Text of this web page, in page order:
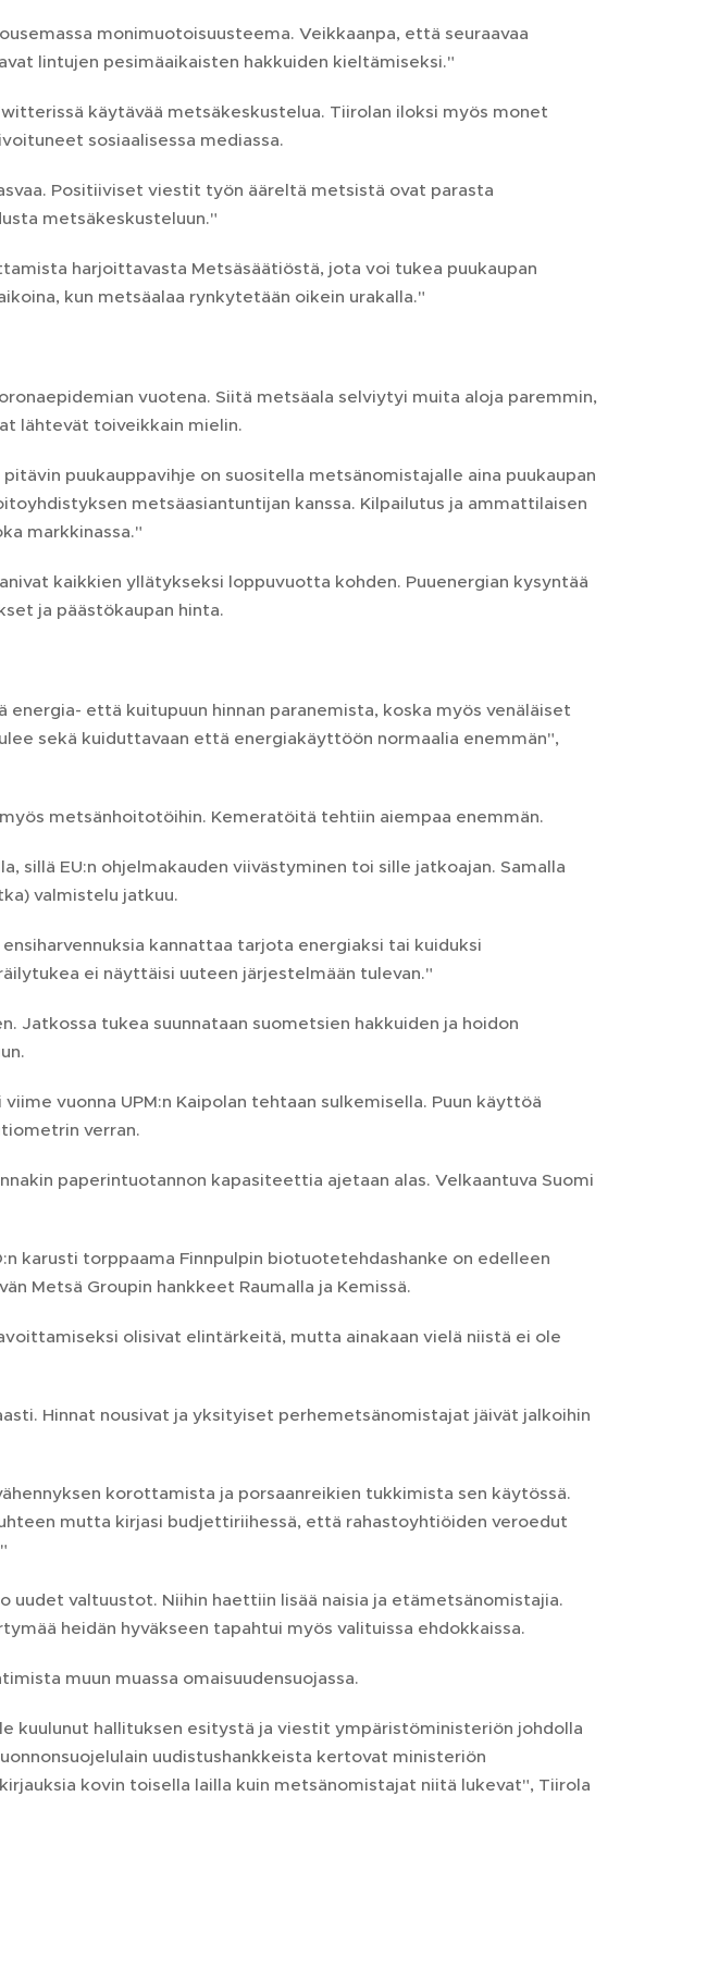
monimuotoisuusteema. Veikkaanpa, että seuraavaa
lintujen pesimäaikaisten hakkuiden kieltämiseksi."
käytävää metsäkeskustelua. Tiirolan iloksi myös monet
sosiaalisessa mediassa.
Positiiviset viestit työn ääreltä metsistä ovat parasta
metsäkeskusteluun."
harjoittavasta Metsäsäätiöstä, jota voi tukea puukaupan
kun metsäalaa rynkytetään oikein urakalla."
vuotena. Siitä metsäala selviytyi muita aloja paremmin,
lähtevät toiveikkain mielin.
puukauppavihje on suositella metsänomistajalle aina puukaupan
metsäasiantuntijan kanssa. Kilpailutus ja ammattilaisen
markkinassa."
kaikkien yllätykseksi loppuvuotta kohden. Puuenergian kysyntää
ja päästökaupan hinta.
energia- että kuitupuun hinnan paranemista, koska myös venäläiset
sekä kuiduttavaan että energiakäyttöön normaalia enemmän",
metsänhoitotöihin. Kemeratöitä tehtiin aiempaa enemmän.
sillä EU:n ohjelmakauden viivästyminen toi sille jatkoajan. Samalla
valmistelu jatkuu.
kannattaa tarjota energiaksi tai kuiduksi
ei näyttäisi uuteen järjestelmään tulevan."
Jatkossa tukea suunnataan suometsien hakkuiden ja hoidon
viime vuonna UPM:n Kaipolan tehtaan sulkemisella. Puun käyttöä
verran.
paperintuotannon kapasiteettia ajetaan alas. Velkaantuva Suomi
karusti torppaama Finnpulpin biotuotetehdashanke on edelleen
Metsä Groupin hankkeet Raumalla ja Kemissä.
olisivat elintärkeitä, mutta ainakaan vielä niistä ei ole
Hinnat nousivat ja yksityiset perhemetsänomistajat jäivät jalkoihin
korottamista ja porsaanreikien tukkimista sen käytössä.
mutta kirjasi budjettiriihessä, että rahastoyhtiöiden veroedut
uudet valtuustot. Niihin haettiin lisää naisia ja etämetsänomistajia.
heidän hyväkseen tapahtui myös valituissa ehdokkaissa.
muun muassa omaisuudensuojassa.
kuulunut hallituksen esitystä ja viestit ympäristöministeriön johdolla
uudistushankkeista kertovat ministeriön
kovin toisella lailla kuin metsänomistajat niitä lukevat", Tiirola